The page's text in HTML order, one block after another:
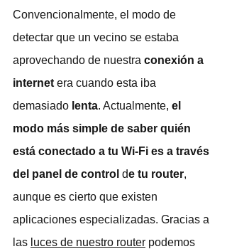
Convencionalmente, el modo de
detectar que un vecino se estaba
aprovechando de nuestra conexión a
internet era cuando esta iba
demasiado lenta. Actualmente, el
modo más simple de saber quién
está conectado a tu Wi-Fi es a través
del panel de control de tu router,
aunque es cierto que existen
aplicaciones especializadas. Gracias a
las luces de nuestro router podemos